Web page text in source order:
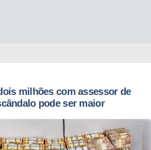
milhões com assessor de
pode ser maior